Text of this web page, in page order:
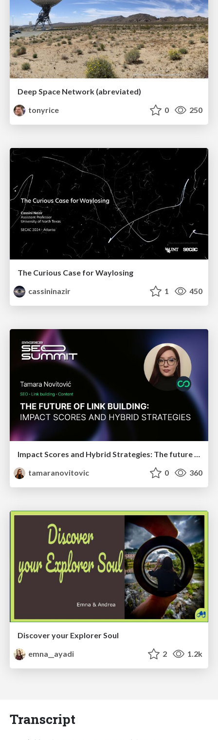
Deep Space Network (abreviated)
tonyrice
0 250
The Curious Case for Waylosing
cassininazir
1 450
tamaranovitovic
0 360
Discover your Explorer Soul
emna__ayadi
2 1.2k
Transcript